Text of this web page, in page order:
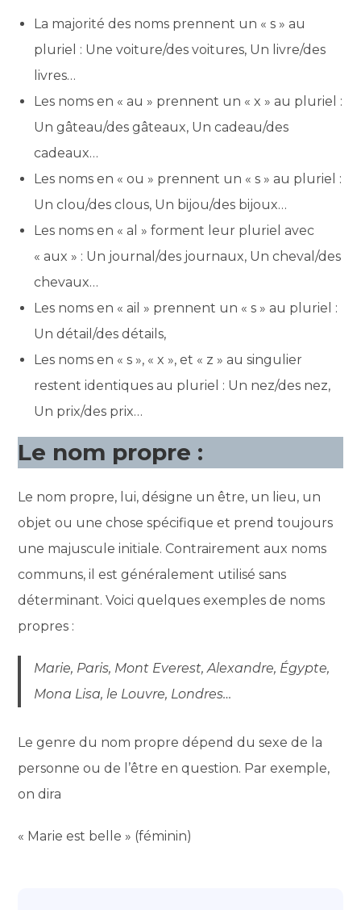
La majorité des noms prennent un « s » au
pluriel : Une voiture/des voitures, Un livre/des
livres…
Les noms en « au » prennent un « x » au pluriel :
Un gâteau/des gâteaux, Un cadeau/des
cadeaux…
Les noms en « ou » prennent un « s » au pluriel :
Un clou/des clous, Un bijou/des bijoux…
Les noms en « al » forment leur pluriel avec
« aux » : Un journal/des journaux, Un cheval/des
chevaux…
Les noms en « ail » prennent un « s » au pluriel :
Un détail/des détails,
Les noms en « s », « x », et « z » au singulier
restent identiques au pluriel : Un nez/des nez,
Un prix/des prix…
Le nom propre :
Le nom propre, lui, désigne un être, un lieu, un
objet ou une chose spécifique et prend toujours
une majuscule initiale. Contrairement aux noms
communs, il est généralement utilisé sans
déterminant. Voici quelques exemples de noms
propres :
Marie, Paris, Mont Everest, Alexandre, Égypte,
Mona Lisa, le Louvre, Londres…
Le genre du nom propre dépend du sexe de la
personne ou de l’être en question. Par exemple,
on dira
« Marie est belle » (féminin)